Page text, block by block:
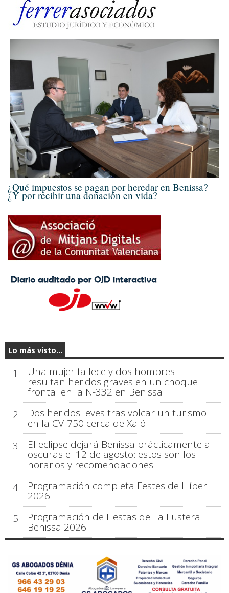
¿Qué impuestos se pagan por heredar en Benissa?
¿Y por recibir una donación en vida?
Lo más visto...
1 Una mujer fallece y dos hombres
resultan heridos graves en un choque
frontal en la N-332 en Benissa
2
Dos heridos leves tras volcar un turismo
en la CV-750 cerca de Xaló
3
El eclipse dejará Benissa prácticamente a
oscuras el 12 de agosto: estos son los
horarios y recomendaciones
4
Programación completa Festes de Llíber
2026
5
Programación de Fiestas de La Fustera
Benissa 2026